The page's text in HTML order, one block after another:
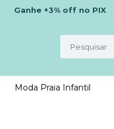
Ganhe +3% offno PIX
Moda Praia Infantil